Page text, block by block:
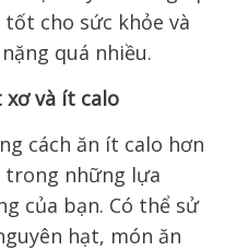
cho sức khỏe và
quá nhiều.
và ít calo
cách ăn ít calo hơn
trong những lựa
của bạn. Có thể sử
hạt, món ăn